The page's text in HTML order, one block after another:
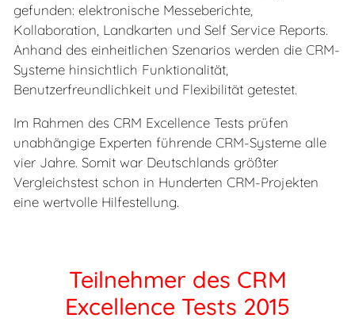
gefunden: elektronische Messeberichte,
Kollaboration, Landkarten und Self Service Reports.
Anhand des einheitlichen Szenarios werden die CRM-
Systeme hinsichtlich Funktionalität,
Benutzerfreundlichkeit und Flexibilität getestet.
Im Rahmen des CRM Excellence Tests prüfen
unabhängige Experten führende CRM-Systeme alle
vier Jahre. Somit war Deutschlands größter
Vergleichstest schon in Hunderten CRM-Projekten
eine wertvolle Hilfestellung.
Teilnehmer des CRM
Excellence Tests 2015